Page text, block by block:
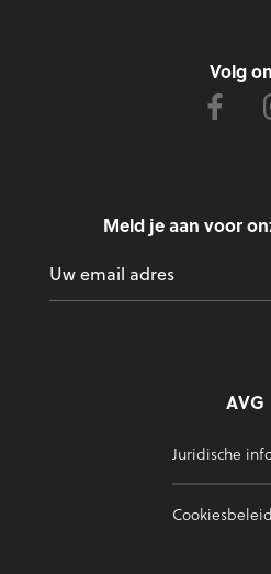
Volg
Meld je aan voor
AVG
Juridische
Cookiesbeleid